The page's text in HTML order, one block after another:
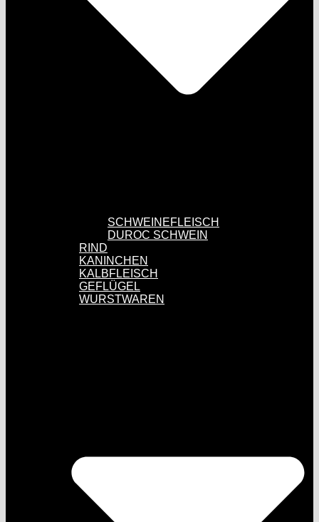
SCHWEINEFLEISCH
DUROC SCHWEIN
RIND
KANINCHEN
KALBFLEISCH
GEFLÜGEL
WURSTWAREN